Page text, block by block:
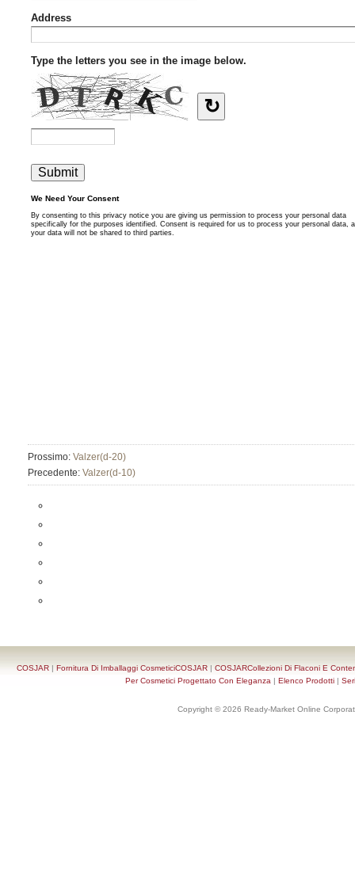
Prossimo: Valzer(d-20)
Precedente: Valzer(d-10)
COSJAR | Fornitura Di Imballaggi CosmeticiCOSJAR | COSJARCollezioni Di Flaconi E
Per Cosmetici Progettato Con Eleganza | Elenco Prodotti|
Copyright © 2026 Ready-Market Online